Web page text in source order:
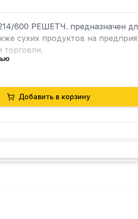
600 РЕШЕТЧ. предназначен
сухих продуктов на
торговли.
разборный
толщиной 2 мм, покрытого
регулируемое с шагом 50 мм
разобранном виде
Добавить в корзину